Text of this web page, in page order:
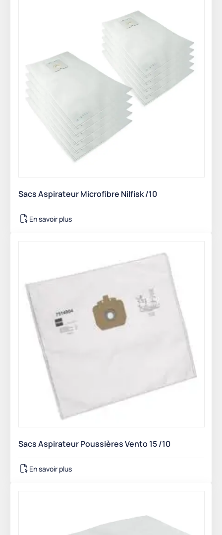
Sacs Aspirateur Microfibre Nilfisk /10
En savoir plus
Sacs Aspirateur Poussières Vento 15 /10
En savoir plus